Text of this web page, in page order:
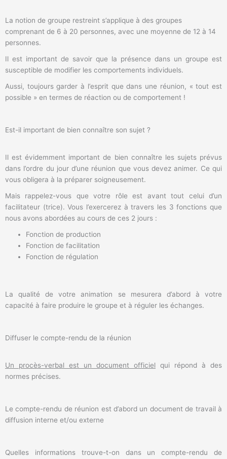
La notion de groupe restreint s’applique à des groupes
comprenant de 6 à 20 personnes, avec une moyenne de 12 à 14
personnes.
Il est important de savoir que la présence dans un groupe est
susceptible de modifier les comportements individuels.
Aussi, toujours garder à l’esprit que dans une réunion, « tout est
possible » en termes de réaction ou de comportement !
Est-il important de bien connaître son sujet ?
Il est évidemment important de bien connaître les sujets prévus
dans l’ordre du jour d’une réunion que vous devez animer. Ce qui
vous obligera à la préparer soigneusement.
Mais rappelez-vous que votre rôle est avant tout celui d’un
facilitateur (trice). Vous l’exercerez à travers les 3 fonctions que
nous avons abordées au cours de ces 2 jours :
Fonction de production
Fonction de facilitation
Fonction de régulation
La qualité de votre animation se mesurera d’abord à votre
capacité à faire produire le groupe et à réguler les échanges.
Diffuser le compte-rendu de la réunion
Un procès-verbal est un document officiel qui répond à des
normes précises.
Le compte-rendu de réunion est d’abord un document de travail à
diffusion interne et/ou externe
Quelles informations trouve-t-on dans un compte-rendu de